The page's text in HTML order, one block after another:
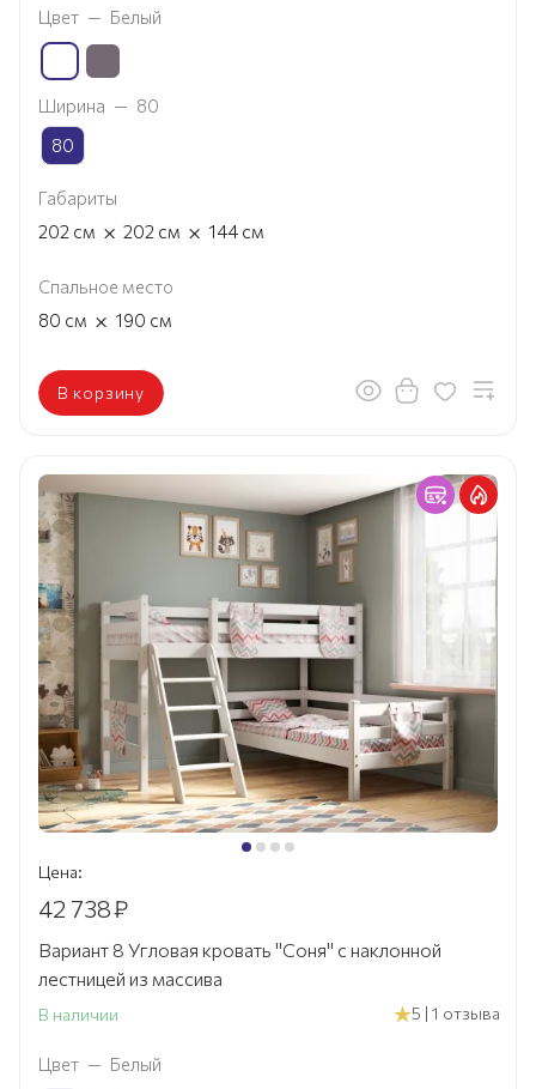
Цвет — Белый
Ширина — 80
80
Габариты
202 см × 202 см × 144 см
Спальное место
80 см × 190 см
В корзину
Цена:
42 738₽
Вариант 8 Угловая кровать "Соня" с наклонной
лестницей из массива
В наличии 5 | 1 отзыва
Цвет — Белый